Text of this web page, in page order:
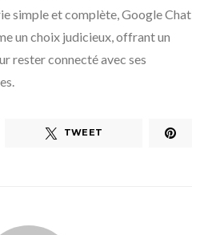
simple et complète, Google Chat
un choix judicieux, offrant un
rester connecté avec ses
TWEET